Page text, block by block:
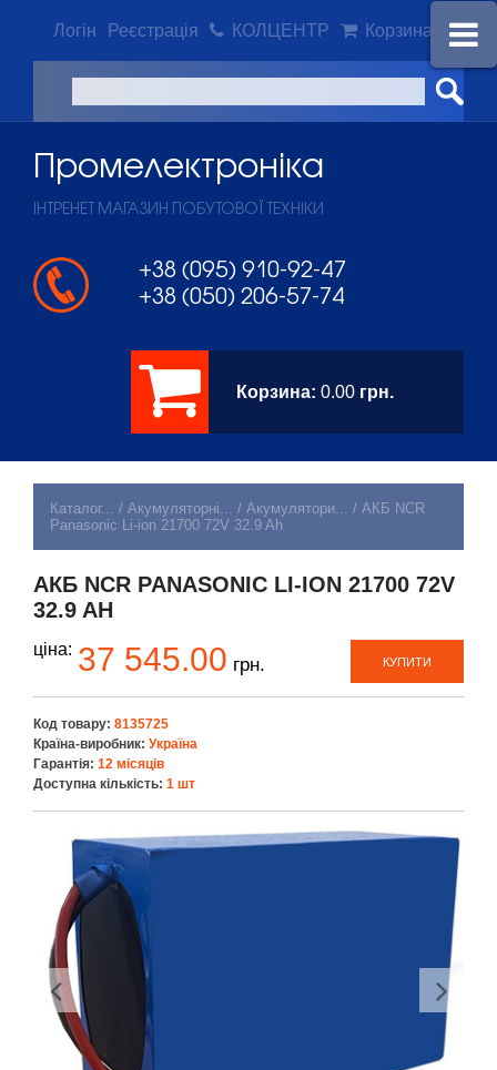
Логін Реєстрація КОЛЦЕНТР Корзина
Промeлектроніка
ІНТРЕНЕТ МАГАЗИН ПОБУТОВОЇ ТЕХНІКИ
+38 (095) 910-92-47
+38 (050) 206-57-74
Корзина: 0.00 грн.
Каталог... / Акумуляторні... / Акумулятори... / АКБ NCR
Panasonic Li-ion 21700 72V 32.9 Ah
АКБ NCR PANASONIC LI-ION 21700 72V
32.9 AH
КУПИТИ
ціна: 37 545.00 грн.
Код товару: 8135725
Країна-виробник: Україна
Гарантія: 12 місяців
Доступна кількість: 1 шт